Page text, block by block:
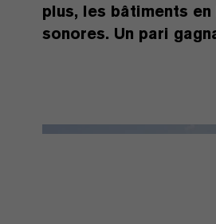
plus, les bâtiments
sonores. Un pari